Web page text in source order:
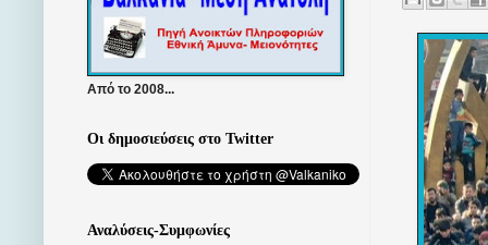
Από το 2008...
Οι δημοσιεύσεις στο Twitter
Αναλύσεις-Συμφωνίες